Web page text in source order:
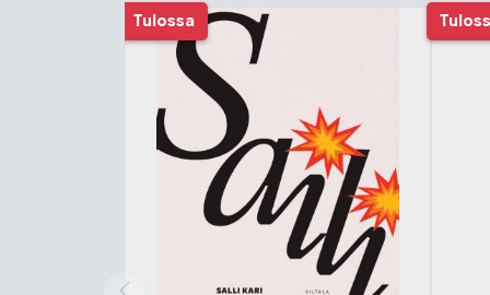
Tuoteluettelon alku
Tulossa